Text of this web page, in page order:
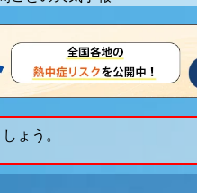
ょう。